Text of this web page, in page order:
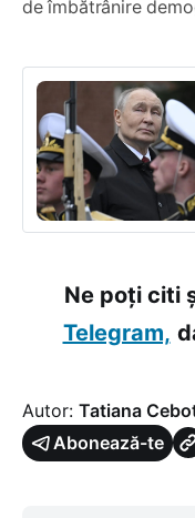
de îmbătrânire
Ne poți citi
Telegram,
Autor: Tatiana
Abonează-te